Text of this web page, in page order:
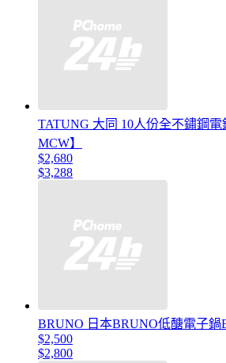
TATUNG 大同 10人份全不鏽鋼
MCW】
$2,680
$3,288
BRUNO 日本BRUNO低醣電子鍋
$2,500
$2,800